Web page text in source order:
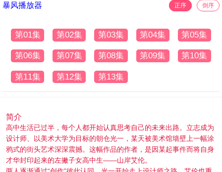
暴风播放器 正序 倒序
第01集 第02集 第03集 第04集 第05集
第06集 第07集 第08集 第09集 第10集
第11集 第12集 第13集
简介
高中生活已过半，每个人都开始认真思考自己的未来出路。立志成为
设计师、以美术大学为目标的朝仓光一，某天被美术馆墙壁上一幅涂
鸦式的街头艺术深深震撼。这幅作品的作者，是因某起事件而将自身
才华封印起来的左撇子女高中生——山岸艾伦。